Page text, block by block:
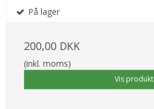
På lager
200,00 DKK
(inkl. moms)
Vis produkt